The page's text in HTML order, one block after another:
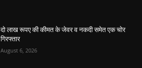
दो लाख रूपए की कीमत के जेवर व नकदी समेत एक चोर
गिरफ्तार
August 6, 2026